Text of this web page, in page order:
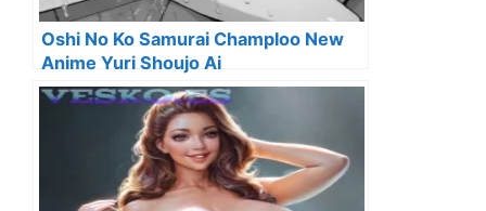
Oshi No Ko Samurai Champloo New
Anime Yuri Shoujo Ai